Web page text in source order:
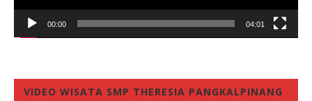
00:00 04:01
VIDEO WISATA SMP THERESIA PANGKALPINANG